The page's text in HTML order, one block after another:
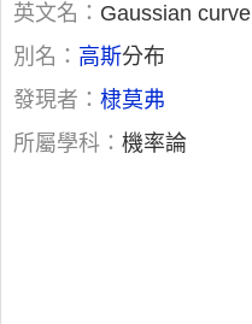
英文名： Gaussian curve
別名： 高斯分布
發現者： 棣莫弗
所屬學科： 機率論